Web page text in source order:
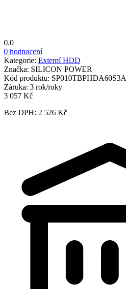
0.0
0 hodnocení
Kategorie: Externí HDD
Značka: SILICON POWER
Kód produktu: SP010TBPHDA60S3A
Záruka: 3 rok/roky
3 057 Kč
Bez DPH: 2 526 Kč